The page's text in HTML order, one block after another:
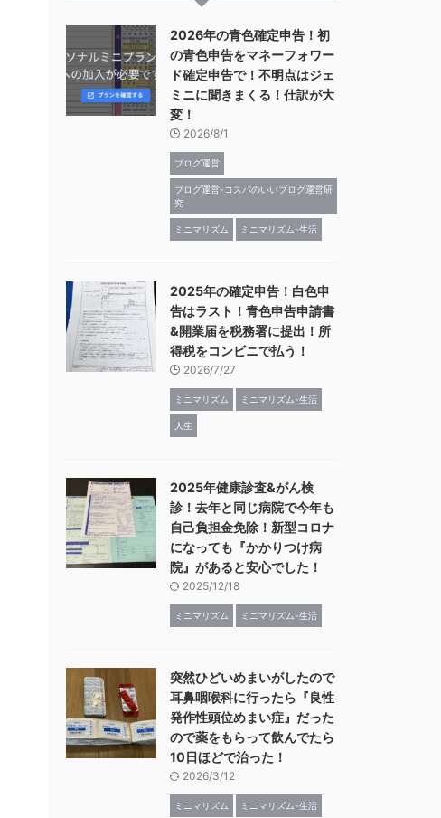
2026年の青色確定申告！初
の青色申告をマネーフォワー
ド確定申告で！不明点はジェ
ミニに聞きまくる！仕訳が大
変！
2026/8/1
ブログ運営
ブログ運営-コスパのいいブログ運営研
究
ミニマリズム ミニマリズム-生活
2025年の確定申告！白色申
告はラスト！青色申告申請書
&開業届を税務署に提出！所
得税をコンビニで払う！
2026/7/27
ミニマリズム ミニマリズム-生活
人生
2025年健康診査&がん検
診！去年と同じ病院で今年も
自己負担金免除！新型コロナ
になっても『かかりつけ病
院』があると安心でした！
2025/12/18
ミニマリズム ミニマリズム-生活
突然ひどいめまいがしたので
耳鼻咽喉科に行ったら『良性
発作性頭位めまい症』だった
ので薬をもらって飲んでたら
10日ほどで治った！
2026/3/12
ミニマリズム ミニマリズム-生活